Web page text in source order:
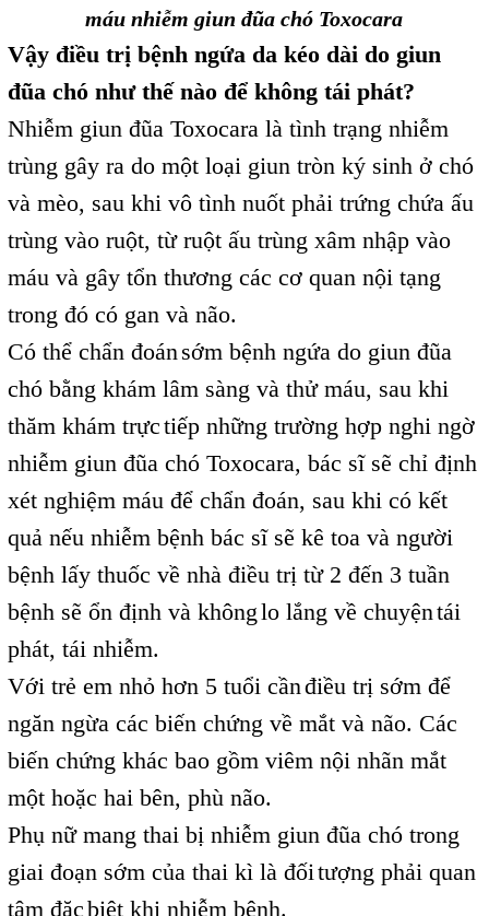
máu nhiễm giun đũa chó Toxocara
Vậy điều trị bệnh ngứa da kéo dài do giun
đũa chó như thế nào để không tái phát?
Nhiễm giun đũa Toxocara là tình trạng nhiễm
trùng gây ra do một loại giun tròn ký sinh ở chó
và mèo, sau khi vô tình nuốt phải trứng chứa ấu
trùng vào ruột, từ ruột ấu trùng xâm nhập vào
máu và gây tổn thương các cơ quan nội tạng
trong đó có gan và não.
Có thể chẩn đoán, sớm bệnh ngứa do giun đũa
chó bằng khám lâm sàng và thử máu, sau khi
thăm khám trựctiếp những trường hợp nghi ngờ
nhiễm giun đũa chó Toxocara, bác sĩ sẽ chỉ định
xét nghiệm máu để chẩn đoán, sau khi có kết
quả nếu nhiễm bệnh bác sĩ sẽ kê toa và người
bệnh lấy thuốc về nhà điều trị từ 2 đến 3 tuần
bệnh sẽ ổn định và khônglo lắng về chuyện,tái
phát, tái nhiễm.
Với trẻ em nhỏ hơn 5 tuổi cần,điều trị sớm để
ngăn ngừa các biến chứng về mắt và não. Các
biến chứng khác bao gồm viêm nội nhãn mắt
một hoặc hai bên, phù não.
Phụ nữ mang thai bị nhiễm giun đũa chó trong
giai đoạn sớm của thai kì là đối,tượng phải quan
tâm đặcbiệt khi nhiễm bệnh.